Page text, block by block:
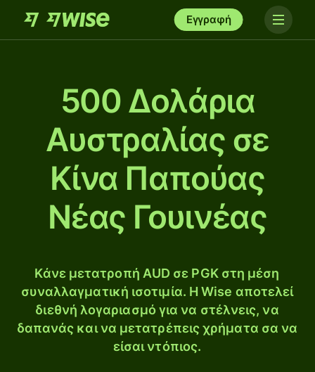
Εγγραφή
500 Δολάρια
Αυστραλίας σε
Κίνα Παπούας
Νέας Γουινέας
Κάνε μετατροπή AUD σε PGK στη μέση
συναλλαγματική ισοτιμία. Η Wise αποτελεί
διεθνή λογαριασμό για να στέλνεις, να
δαπανάς και να μετατρέπεις χρήματα σα να
είσαι ντόπιος.